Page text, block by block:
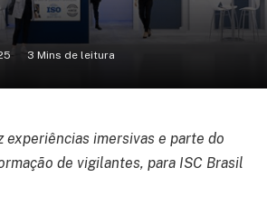
3 Mins de leitura
experiências imersivas e parte do
de vigilantes, para ISC Brasil